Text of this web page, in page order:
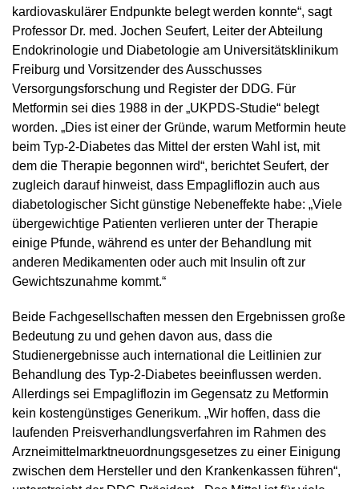
kardiovaskulärer Endpunkte belegt werden konnte“, sagt
Professor Dr. med. Jochen Seufert, Leiter der Abteilung
Endokrinologie und Diabetologie am Universitätsklinikum
Freiburg und Vorsitzender des Ausschusses
Versorgungsforschung und Register der DDG. Für
Metformin sei dies 1988 in der „UKPDS-Studie“ belegt
worden. „Dies ist einer der Gründe, warum Metformin heute
beim Typ-2-Diabetes das Mittel der ersten Wahl ist, mit
dem die Therapie begonnen wird“, berichtet Seufert, der
zugleich darauf hinweist, dass Empagliflozin auch aus
diabetologischer Sicht günstige Nebeneffekte habe: „Viele
übergewichtige Patienten verlieren unter der Therapie
einige Pfunde, während es unter der Behandlung mit
anderen Medikamenten oder auch mit Insulin oft zur
Gewichtszunahme kommt.“
Beide Fachgesellschaften messen den Ergebnissen große
Bedeutung zu und gehen davon aus, dass die
Studienergebnisse auch international die Leitlinien zur
Behandlung des Typ-2-Diabetes beeinflussen werden.
Allerdings sei Empagliflozin im Gegensatz zu Metformin
kein kostengünstiges Generikum. „Wir hoffen, dass die
laufenden Preisverhandlungsverfahren im Rahmen des
Arzneimittelmarktneuordnungsgesetzes zu einer Einigung
zwischen dem Hersteller und den Krankenkassen führen“,